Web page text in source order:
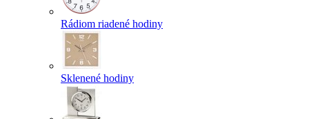
Rádiom riadené hodiny
Sklenené hodiny